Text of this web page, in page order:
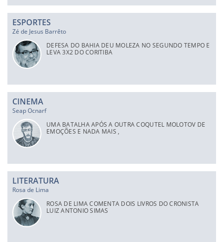
ESPORTES
Zé de Jesus Barrêto
DEFESA DO BAHIA DEU MOLEZA NO SEGUNDO TEMPO E
LEVA 3X2 DO CORITIBA
CINEMA
Seap Ocnarf
UMA BATALHA APÓS A OUTRA COQUTEL MOLOTOV DE
EMOÇÕES E NADA MAIS ,
LITERATURA
Rosa de Lima
ROSA DE LIMA COMENTA DOIS LIVROS DO CRONISTA
LUIZ ANTONIO SIMAS